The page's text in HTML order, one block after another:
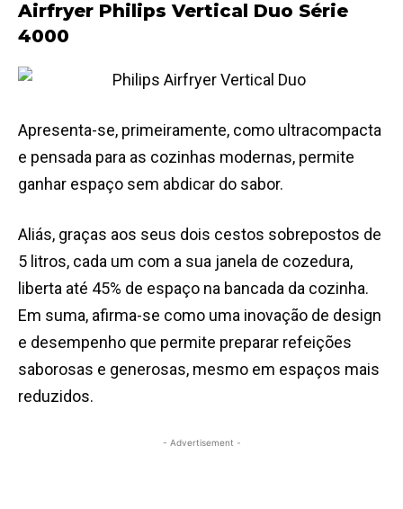
Airfryer Philips Vertical Duo Série
4000
Apresenta-se, primeiramente, como ultracompacta
e pensada para as cozinhas modernas, permite
ganhar espaço sem abdicar do sabor.
Aliás, graças aos seus dois cestos sobrepostos de
5 litros, cada um com a sua janela de cozedura,
liberta até 45% de espaço na bancada da cozinha.
Em suma, afirma-se como uma inovação de design
e desempenho que permite preparar refeições
saborosas e generosas, mesmo em espaços mais
reduzidos.
- Advertisement -